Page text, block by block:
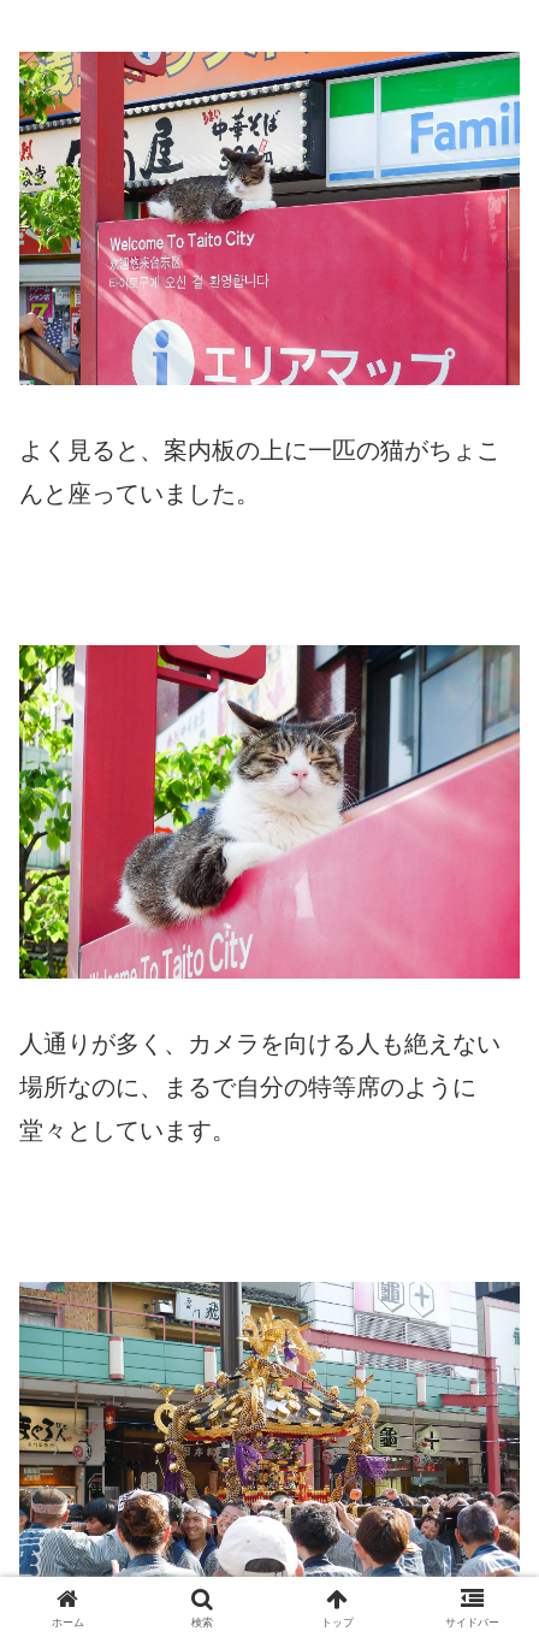
よく見ると、案内板の上に一匹の猫がちょこ
んと座っていました。
人通りが多く、カメラを向ける人も絶えない
場所なのに、まるで自分の特等席のように
堂々としています。
ホーム 検索 トップ サイドバー